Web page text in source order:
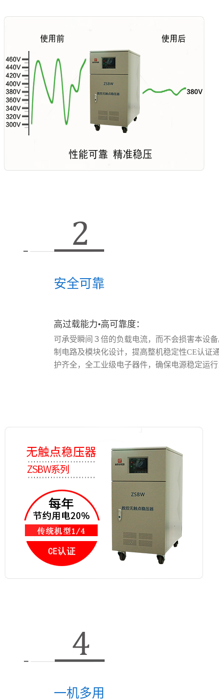
安全可靠
高过载能力•高可靠度：
可承受瞬间３倍的负载电流，而不会损害本设
制电路及模块化设计，提高整机稳定性CE认证
护齐全，全工业级电子器件，确保电源稳定运行
一机多用